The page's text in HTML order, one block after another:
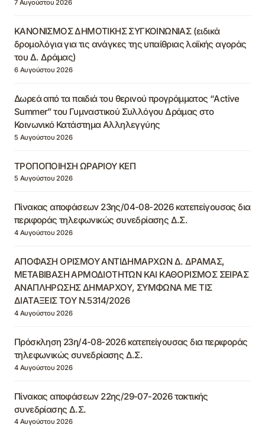
7 Αυγούστου 2026
ΚΑΝΟΝΙΣΜΟΣ ΔΗΜΟΤΙΚΗΣ ΣΥΓΚΟΙΝΩΝΙΑΣ (ειδικά
δρομολόγια για τις ανάγκες της υπαίθριας λαϊκής αγοράς
του Δ. Δράμας)
6 Αυγούστου 2026
Δωρεά από τα παιδιά του θερινού προγράμματος “Active
Summer” του Γυμναστικού Συλλόγου Δράμας στο
Κοινωνικό Κατάστημα Αλληλεγγύης
5 Αυγούστου 2026
ΤΡΟΠΟΠΟΙΗΣΗ ΩΡΑΡΙΟΥ ΚΕΠ
5 Αυγούστου 2026
Πίνακας αποφάσεων 23ης/04-08-2026 κατεπείγουσας δια
περιφοράς τηλεφωνικώς συνεδρίασης Δ.Σ.
4 Αυγούστου 2026
ΑΠΟΦΑΣΗ ΟΡΙΣΜΟΥ ΑΝΤΙΔΗΜΑΡΧΩΝ Δ. ΔΡΑΜΑΣ,
ΜΕΤΑΒΙΒΑΣΗ ΑΡΜΟΔΙΟΤΗΤΩΝ ΚΑΙ ΚΑΘΟΡΙΣΜΟΣ ΣΕΙΡΑΣ
ΑΝΑΠΛΗΡΩΣΗΣ ΔΗΜΑΡΧΟΥ, ΣΥΜΦΩΝΑ ΜΕ ΤΙΣ
ΔΙΑΤΑΞΕΙΣ ΤΟΥ Ν.5314/2026
4 Αυγούστου 2026
Πρόσκληση 23η/4-08-2026 κατεπείγουσας δια περιφοράς
τηλεφωνικώς συνεδρίασης Δ.Σ.
4 Αυγούστου 2026
Πίνακας αποφάσεων 22ης/29-07-2026 τακτικής
συνεδρίασης Δ.Σ.
4 Αυγούστου 2026